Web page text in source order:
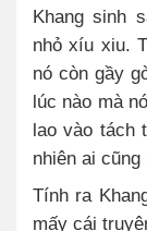
Khang sinh
nhỏ xíu xiu.
nó còn gầy
lúc nào mà
lao vào tách
nhiên ai
Tính ra
mấy cái